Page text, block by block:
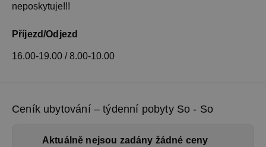
neposkytuje!!!
Příjezd/Odjezd
16.00-19.00 / 8.00-10.00
Ceník ubytování – týdenní pobyty So - So
Aktuálně nejsou zadány žádné ceny